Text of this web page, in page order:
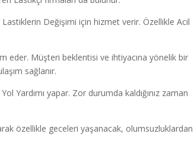
Değişimi için hizmet verir. Özellikle Acil
eder. Müşteri beklentisi ve ihtiyacına yönelik bir
sağlanır.
Yardımı yapar. Zor durumda kaldığınız zaman
özellikle geceleri yaşanacak, olumsuzluklardan